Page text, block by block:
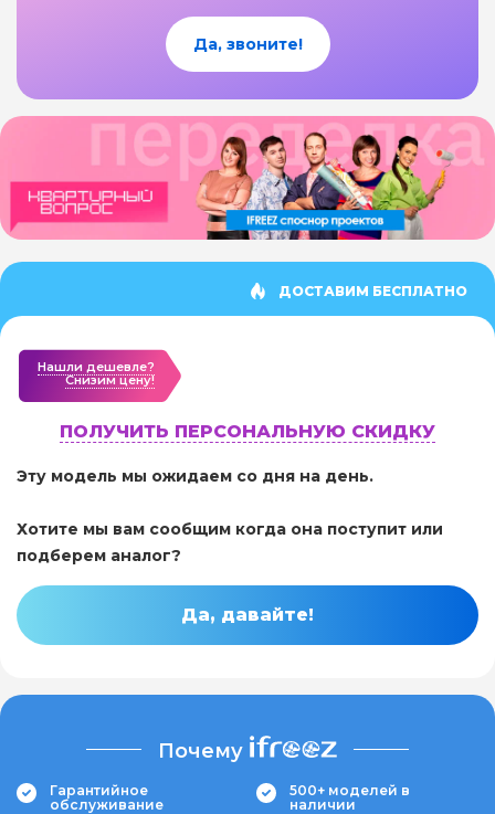
Да, звоните!
ДОСТАВИМ БЕСПЛАТНО
Нашли дешевле?
Cнизим цену!
ПОЛУЧИТЬ ПЕРСОНАЛЬНУЮ СКИДКУ
Эту модель мы ожидаем со дня на день.
Хотите мы вам сообщим когда она поступит или
подберем аналог?
Да, давайте!
Почему
Гарантийное
обслуживание
500+ моделей в
наличии